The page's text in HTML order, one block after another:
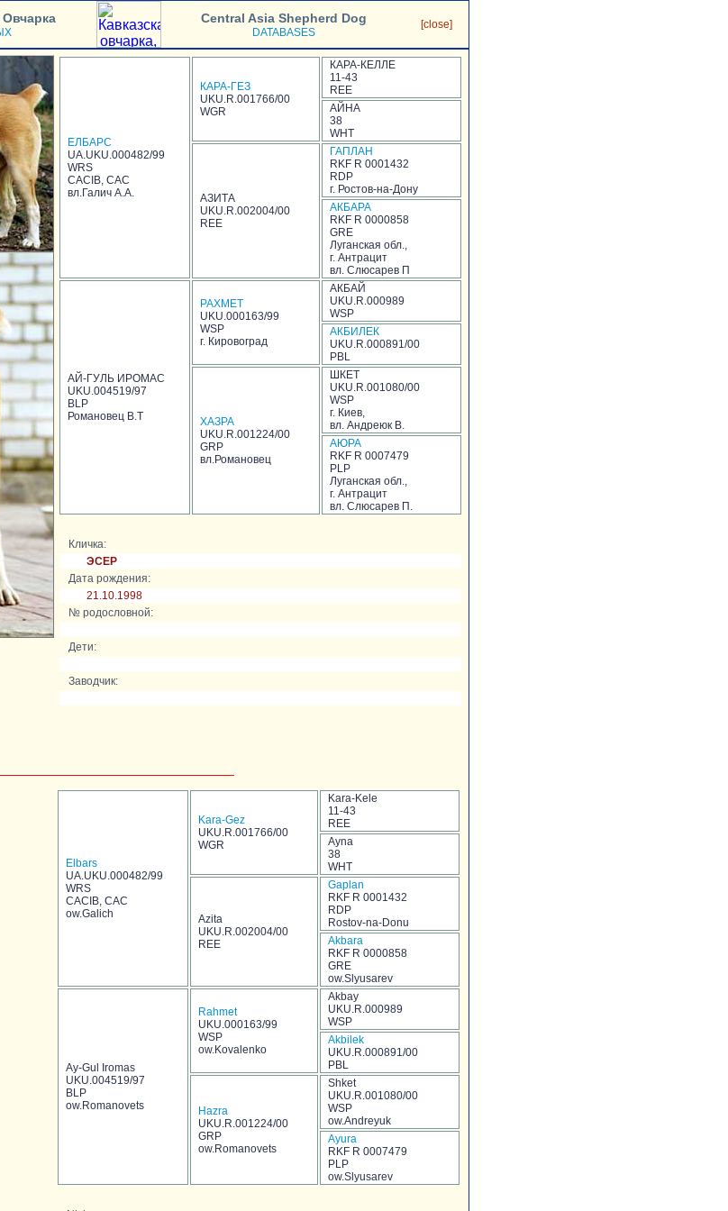
Овчарка Central Asia Shepherd Dog
DATABASES
[close]
ЕЛБАРС
UA.UKU.000482/99
WRS
CACIB, CAC
вл.Галич А.А.
КАРА-ГЕЗ
UKU.R.001766/00
WGR
КАРА-КЕЛЛЕ
11-43
REE
АЙНА
38
WHT
АЗИТА
UKU.R.002004/00
REE
ГАПЛАН
RKF R 0001432
RDP
г. Ростов-на-Дону
АКБАРА
RKF R 0000858
GRE
Луганская обл.,
г. Антрацит
вл. Слюсарев П
АЙ-ГУЛЬ ИРОМАС
UKU.004519/97
BLP
Романовец В.Т
РАХМЕТ
UKU.000163/99
WSP
г. Кировоград
АКБАЙ
UKU.R.000989
WSP
АКБИЛЕК
UKU.R.000891/00
PBL
ХАЗРА
UKU.R.001224/00
GRP
вл.Романовец
ШКЕТ
UKU.R.001080/00
WSP
г. Киев,
вл. Андреюк В.
АЮРА
RKF R 0007479
PLP
Луганская обл.,
г. Антрацит
вл. Слюсарев П.
Кличка:
ЭСЕР
Дата рождения:
21.10.1998
№ родословной:
Дети:
Заводчик:
Elbars
UA.UKU.000482/99
WRS
CACIB, CAC
ow.Galich
Kara-Gez
UKU.R.001766/00
WGR
Kara-Kele
11-43
REE
Ayna
38
WHT
Azita
UKU.R.002004/00
REE
Gaplan
RKF R 0001432
RDP
Rostov-na-Donu
Akbara
RKF R 0000858
GRE
ow.Slyusarev
Ay-Gul Iromas
UKU.004519/97
BLP
ow.Romanovets
Rahmet
UKU.000163/99
WSP
ow.Kovalenko
Akbay
UKU.R.000989
WSP
Akbilek
UKU.R.000891/00
PBL
Hazra
UKU.R.001224/00
GRP
ow.Romanovets
Shket
UKU.R.001080/00
WSP
ow.Andreyuk
Ayura
RKF R 0007479
PLP
ow.Slyusarev